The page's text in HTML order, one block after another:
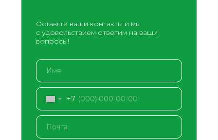
Оставьте ваши контакты и мы
с удовольствием ответим на ваши
вопросы!
+7